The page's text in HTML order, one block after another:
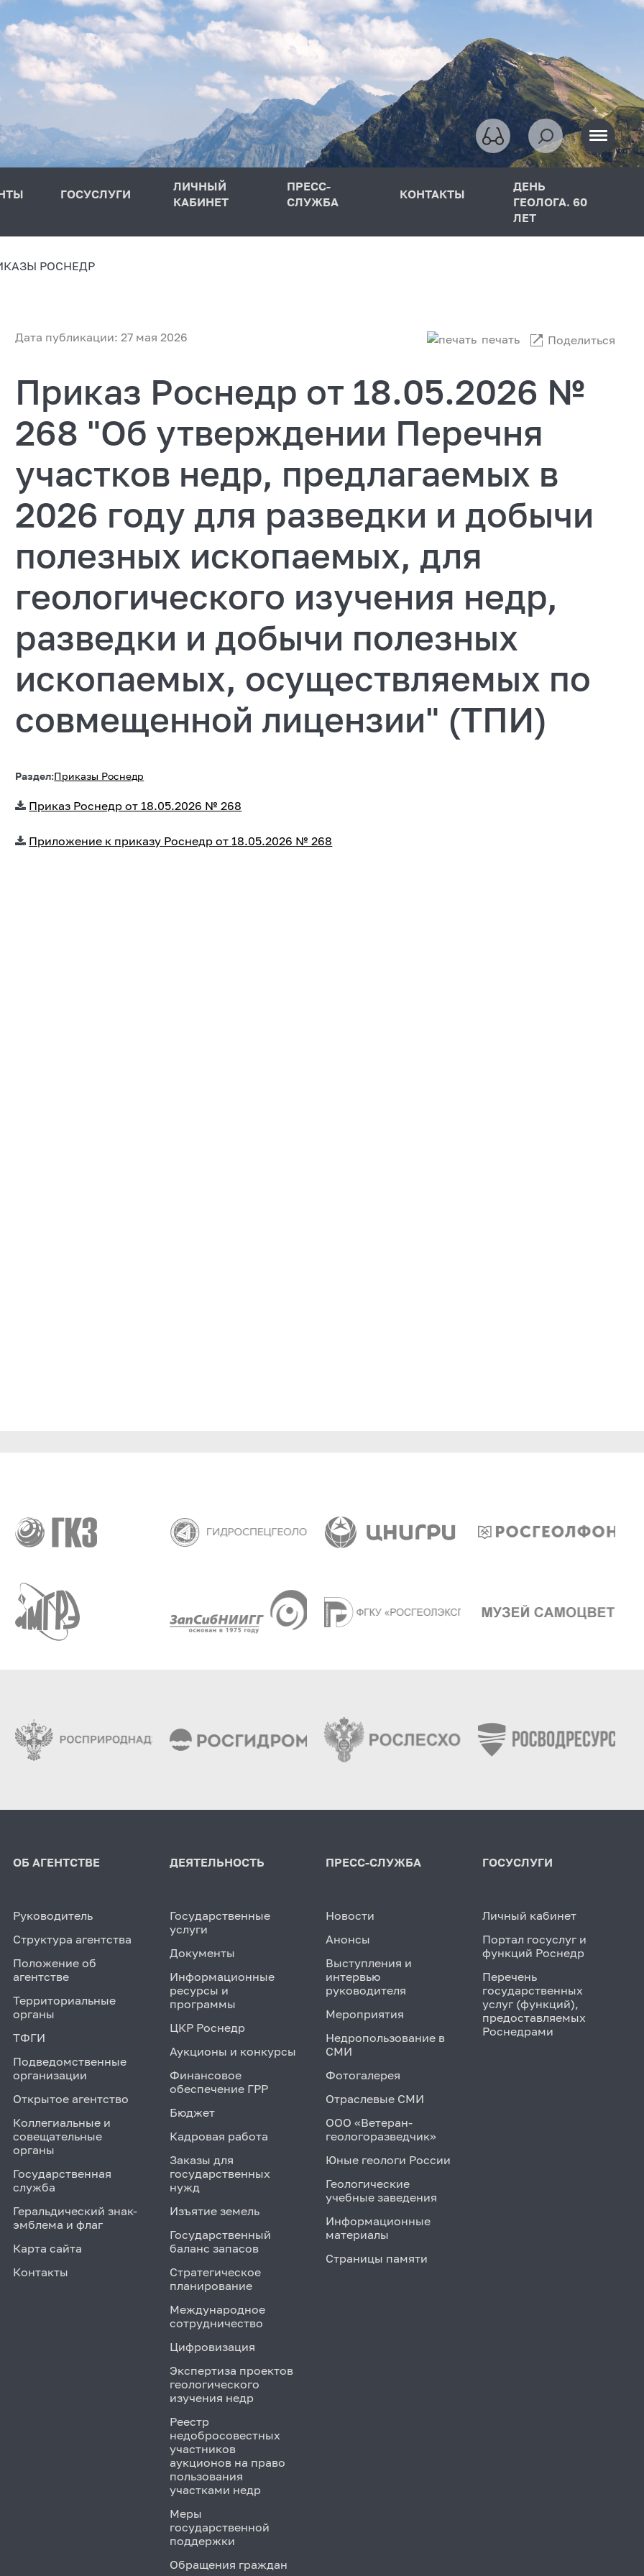
ГОСУСЛУГИ
ЛИЧНЫЙ
КАБИНЕТ
ПРЕСС-
СЛУЖБА
КОНТАКТЫ
ДЕНЬ
ГЕОЛОГА. 60
ЛЕТ
РОСНЕДР
Дата публикации: 27 мая 2026 печать Поделиться
Приказ Роснедр от 18.05.2026 №
268 "Об утверждении Перечня
участков недр, предлагаемых в
2026 году для разведки и добычи
полезных ископаемых, для
геологического изучения недр,
разведки и добычи полезных
ископаемых, осуществляемых по
совмещенной лицензии" (ТПИ)
Раздел:Приказы Роснедр
Приказ Роснедр от 18.05.2026 № 268
Приложение к приказу Роснедр от 18.05.2026 № 268
ОБ АГЕНТСТВЕ
Руководитель
Структура агентства
Положение об
агентстве
Территориальные
органы
ТФГИ
Подведомственные
организации
Открытое агентство
Коллегиальные и
совещательные
органы
Государственная
служба
Геральдический знак-
эмблема и флаг
Карта сайта
Контакты
ДЕЯТЕЛЬНОСТЬ
Государственные
услуги
Документы
Информационные
ресурсы и
программы
ЦКР Роснедр
Аукционы и конкурсы
Финансовое
обеспечение ГРР
Бюджет
Кадровая работа
Заказы для
государственных
нужд
Изъятие земель
Государственный
баланс запасов
Стратегическое
планирование
Международное
сотрудничество
Цифровизация
Экспертиза проектов
геологического
изучения недр
Реестр
недобросовестных
участников
аукционов на право
пользования
участками недр
Меры
государственной
поддержки
Обращения граждан
ПРЕСС-СЛУЖБА
Новости
Анонсы
Выступления и
интервью
руководителя
Мероприятия
Недропользование в
СМИ
Фотогалерея
Отраслевые СМИ
ООО «Ветеран-
геологоразведчик»
Юные геологи России
Геологические
учебные заведения
Информационные
материалы
Страницы памяти
ГОСУСЛУГИ
Личный кабинет
Портал госуслуг и
функций Роснедр
Перечень
государственных
услуг (функций),
предоставляемых
Роснедрами